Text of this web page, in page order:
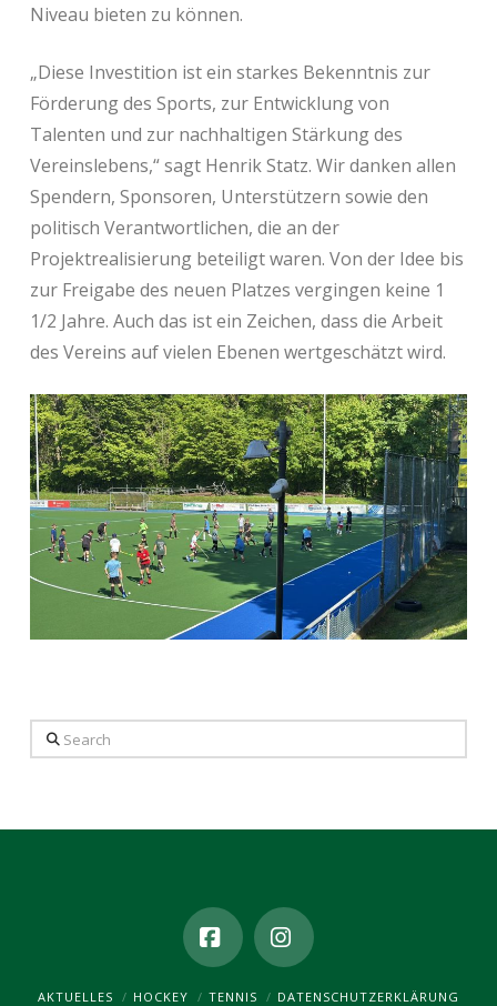
Niveau bieten zu können.
„Diese Investition ist ein starkes Bekenntnis zur
Förderung des Sports, zur Entwicklung von
Talenten und zur nachhaltigen Stärkung des
Vereinslebens,“ sagt Henrik Statz. Wir danken allen
Spendern, Sponsoren, Unterstützern sowie den
politisch Verantwortlichen, die an der
Projektrealisierung beteiligt waren. Von der Idee bis
zur Freigabe des neuen Platzes vergingen keine 1
1/2 Jahre. Auch das ist ein Zeichen, dass die Arbeit
des Vereins auf vielen Ebenen wertgeschätzt wird.
Search
FacebookInstagram
AKTUELLES HOCKEY TENNIS
DATENSCHUTZ­ERKLÄRUNG